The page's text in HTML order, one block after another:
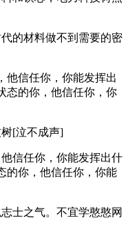
的材料做不到需要的密
[泣不成声]
士之气。不宜学憨憨网